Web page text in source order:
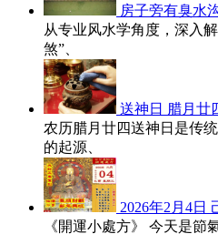
房子旁有臭水
从专业风水学角度，深入
煞”、
送神日 腊月廿
农历腊月廿四送神日是传
的起源、
2026年2月4日
《開運小處方》 今天是節